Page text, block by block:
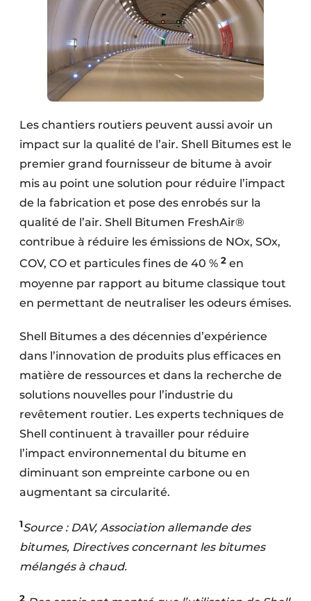
Les chantiers routiers peuvent aussi avoir un
impact sur la qualité de l’air. Shell Bitumes est le
premier grand fournisseur de bitume à avoir
mis au point une solution pour réduire l’impact
de la fabrication et pose des enrobés sur la
qualité de l’air. Shell Bitumen FreshAir®
contribue à réduire les émissions de NOx, SOx,
COV, CO et particules fines de 40 % 2 en
moyenne par rapport au bitume classique tout
en permettant de neutraliser les odeurs émises.
Shell Bitumes a des décennies d’expérience
dans l’innovation de produits plus efficaces en
matière de ressources et dans la recherche de
solutions nouvelles pour l’industrie du
revêtement routier. Les experts techniques de
Shell continuent à travailler pour réduire
l’impact environnemental du bitume en
diminuant son empreinte carbone ou en
augmentant sa circularité.
1Source : DAV, Association allemande des
bitumes, Directives concernant les bitumes
mélangés à chaud.
2